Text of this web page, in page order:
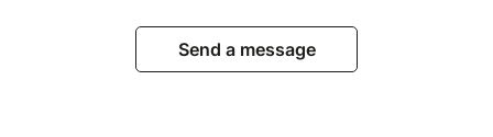
Send a message